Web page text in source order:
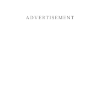
ADVERTISEMENT